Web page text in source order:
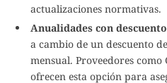
actualizaciones normativas.
Anualidades con
a cambio de un descuento
mensual. Proveedores como
ofrecen esta opción para